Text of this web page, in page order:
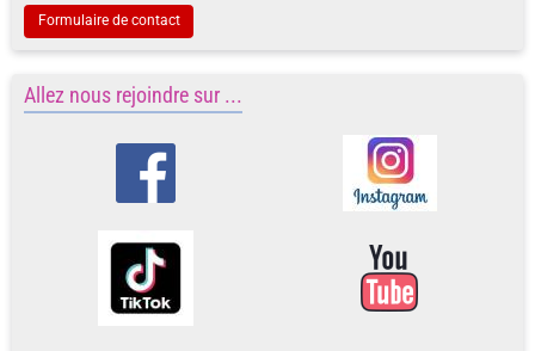
Formulaire de contact
Allez nous rejoindre sur ...